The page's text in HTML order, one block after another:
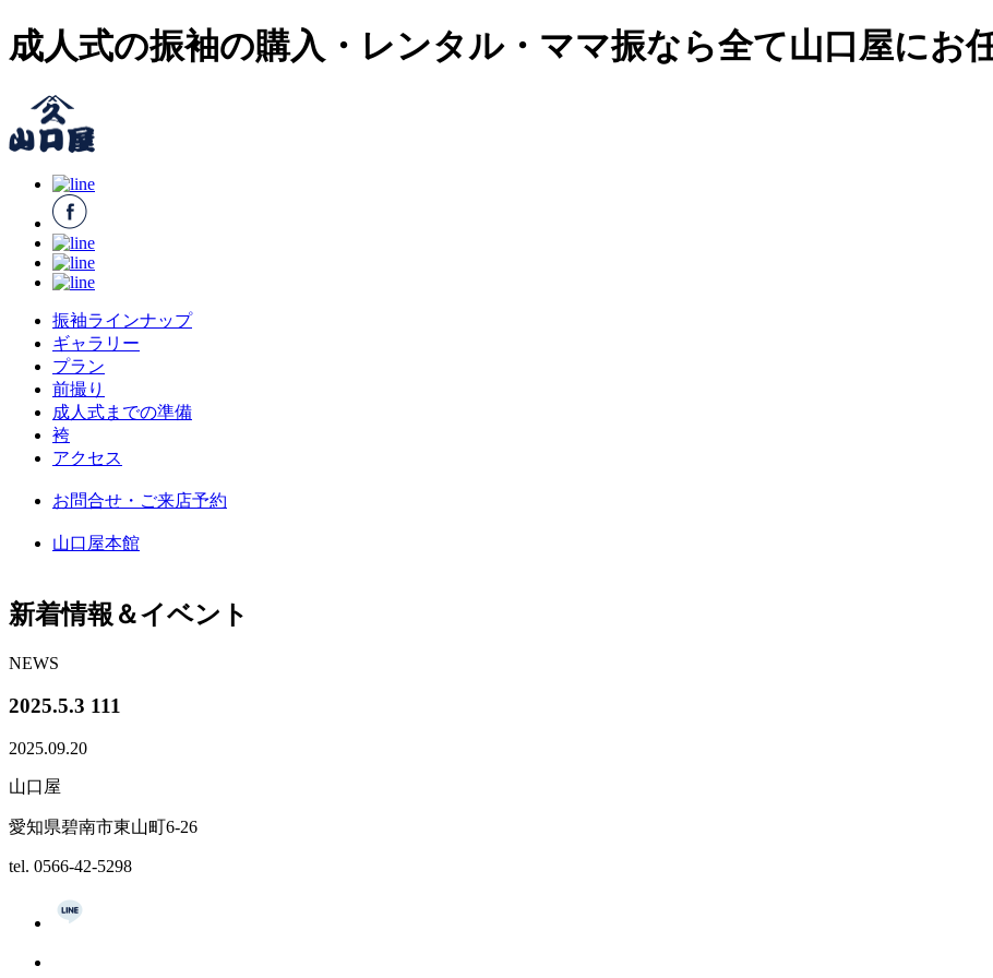
成人式の振袖の購入・レンタル・ママ振なら全て山口屋にお
振袖ラインナップ
ギャラリー
プラン
前撮り
成人式までの準備
袴
アクセス
お問合せ・ご来店予約
山口屋本館
新着情報＆イベント
NEWS
2025.5.3 111
2025.09.20
山口屋
愛知県碧南市東山町6-26
tel. 0566-42-5298